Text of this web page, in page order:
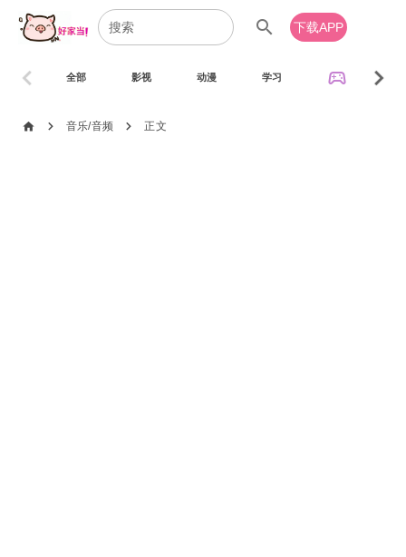
search 下载APP
全部 影视 动漫 学习 sports_esports
chevron_left chevron_right
home chevron_right 音乐/音频 chevron_right 正文